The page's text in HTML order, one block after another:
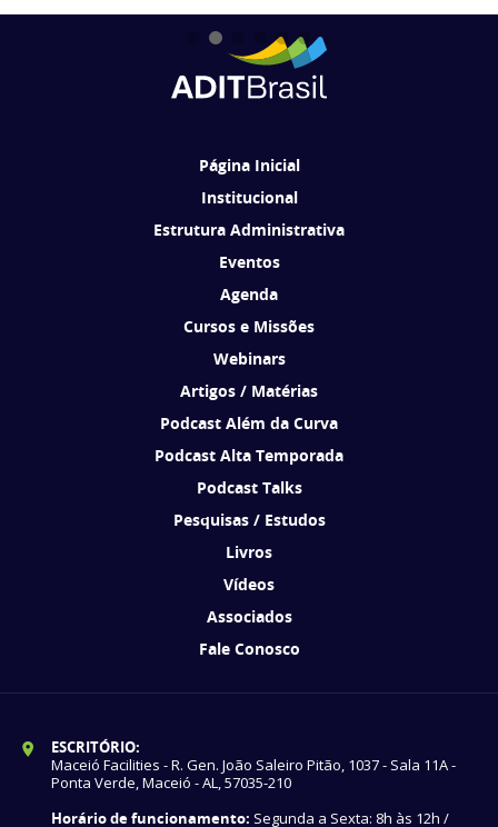
Página Inicial
Institucional
Estrutura Administrativa
Eventos
Agenda
Cursos e Missões
Webinars
Artigos / Matérias
Podcast Além da Curva
Podcast Alta Temporada
Podcast Talks
Pesquisas / Estudos
Livros
Vídeos
Associados
Fale Conosco
ESCRITÓRIO:
Maceió Facilities - R. Gen. João Saleiro Pitão, 1037 - Sala 11A -
Ponta Verde, Maceió - AL, 57035-210
Horário de funcionamento: Segunda a Sexta: 8h às 12h /